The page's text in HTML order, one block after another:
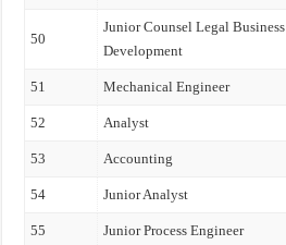
50
Junior Counsel Legal Business
Development
51 Mechanical Engineer
52 Analyst
53 Accounting
54 Junior Analyst
55 Junior Process Engineer